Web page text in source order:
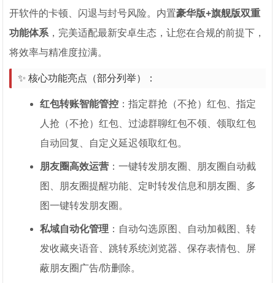
开软件的卡顿、闪退与封号风险。内置豪华版+旗舰版双重
功能体系 ，完美适配最新安卓生态，让您在合规的前提下，
将效率与精准度拉满。
✨ 核心功能亮点（部分列举）：
红包转账智能管控 ：指定群抢（不抢）红包、指定
人抢（不抢）红包、过滤群聊红包不领、领取红包
自动回复、自定义延迟领取红包。
朋友圈高效运营 ：一键转发朋友圈、朋友圈自动截
图、朋友圈提醒功能、定时转发信息和朋友圈、多
图一键转发朋友圈。
私域自动化管理 ：自动勾选原图、自动加截图、转
发收藏夹语音、跳转系统浏览器、保存表情包、屏
蔽朋友圈广告/防删除。